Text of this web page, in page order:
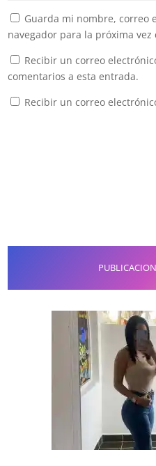
Guarda mi nombre, correo
navegador para la próxima vez
Recibir un correo
comentarios a esta entrada.
Recibir un correo